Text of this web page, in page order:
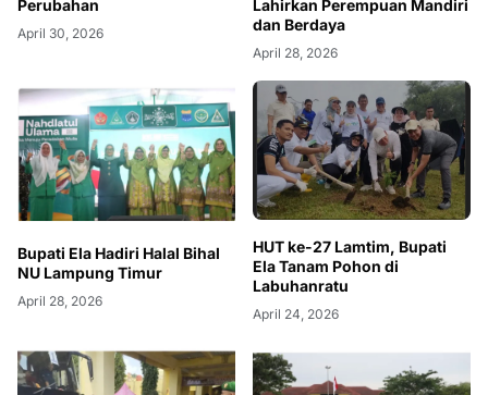
Perubahan
April 30, 2026
Lahirkan Perempuan Mandiri
dan Berdaya
April 28, 2026
Bupati Ela Hadiri Halal Bihal
NU Lampung Timur
April 28, 2026
HUT ke-27 Lamtim, Bupati
Ela Tanam Pohon di
Labuhanratu
April 24, 2026